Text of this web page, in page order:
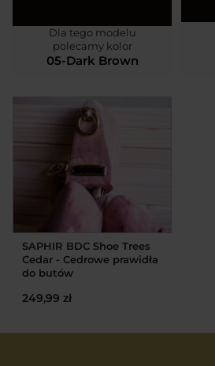
Dla tego modelu
polecamy kolor
05-Dark Brown
SAPHIR BDC Shoe Trees
Cedar - Cedrowe prawidła
do butów
249,99 zł